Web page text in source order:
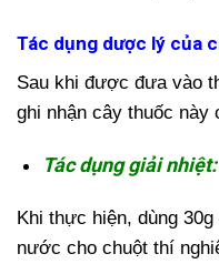
Tác dụng dược lý của
Sau khi được đưa vào
ghi nhận cây thuốc
Tác dụng giải nhiệt:
Khi thực hiện, dùng
nước cho chuột thí